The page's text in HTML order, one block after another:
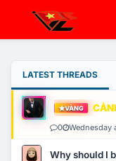
LATEST THREADS
VÀNG
0 Wednesday
Why should I